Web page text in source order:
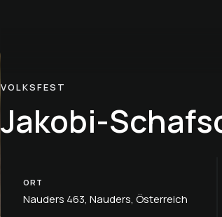
VOLKSFEST
Jakobi-
ORT
Nauders 463, Nauders, Österreich